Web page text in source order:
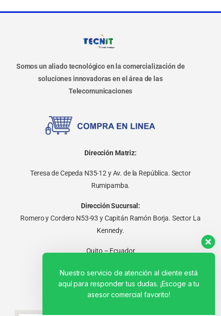
Somos un aliado tecnológico en la comercialización de
soluciones innovadoras en el área de las
Telecomunicaciones
Dirección Matriz:
Teresa de Cepeda N35-12 y Av. de la República. Sector
Rumipamba.
Dirección Sucursal:
Romero y Cordero N53-93 y Capitán Ramón Borja. Sector La
Kennedy.
Quito – Ecuador
Nuestro servicio de atención al cliente está
aquí para responder tus dudas. ¡Escoge a tu
asesor comercial favorito!